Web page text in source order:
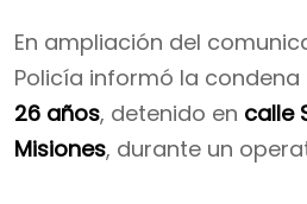
En ampliación del
Policía informó la
26 años, detenido en calle
Misiones, durante un